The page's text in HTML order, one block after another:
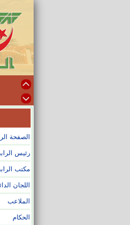
الصفحة
رئيس
مكتب
اللجان
الملاعب
الحكام